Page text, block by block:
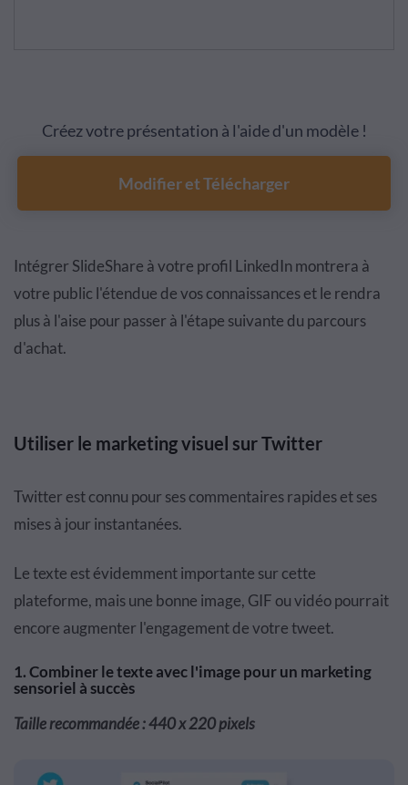
Créez votre présentation à l'aide d'un modèle !
Modifier et Télécharger
Intégrer SlideShare à votre profil LinkedIn montrera à
votre public l'étendue de vos connaissances et le rendra
plus à l'aise pour passer à l'étape suivante du parcours
d'achat.
Utiliser le marketing visuel sur Twitter
Twitter est connu pour ses commentaires rapides et ses
mises à jour instantanées.
Le texte est évidemment importante sur cette
plateforme, mais une bonne image, GIF ou vidéo pourrait
encore augmenter l'engagement de votre tweet.
1. Combiner le texte avec l'image pour un marketing
sensoriel à succès
Taille recommandée : 440 x 220 pixels